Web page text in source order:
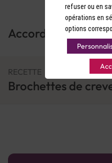
Accords Mets &
RECETTE
Brochettes de
refuser ou en
opérations en
options